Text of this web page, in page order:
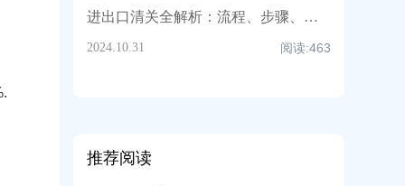
进出口清关全解析：流程、步骤、效率提升与注意事项，超全知识点汇总！
2024.10.31 阅读:463
推荐阅读